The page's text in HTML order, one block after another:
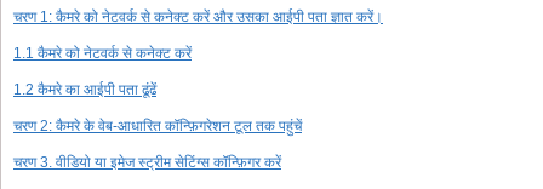
चरण 1: कैमरे को नेटवर्क से कनेक्ट करें और उसका आईपी पता ज्ञात करें।
1.1 कैमरे को नेटवर्क से कनेक्ट करें
1.2 कैमरे का आईपी पता ढूंढें
चरण 2: कैमरे के वेब-आधारित कॉन्फ़िगरेशन टूल तक पहुंचें
चरण 3. वीडियो या इमेज स्ट्रीम सेटिंग्स कॉन्फ़िगर करें